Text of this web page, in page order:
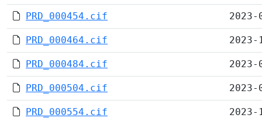
PRD_000454.cif
PRD_000464.cif
PRD_000484.cif
PRD_000504.cif
PRD_000554.cif